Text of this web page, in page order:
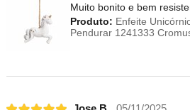
Muito bonito e bem
Produto: Enfeite
Pendurar 1241333